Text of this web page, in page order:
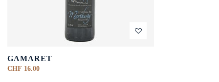
GAMARET
CHF 16.00